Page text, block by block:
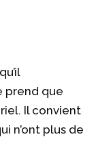
prend que
Il convient
n’ont plus de